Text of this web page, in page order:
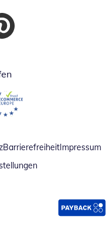
FensterFenster
in neuem Fenster
in neuem Fenster
BarrierefreiheitImpressum